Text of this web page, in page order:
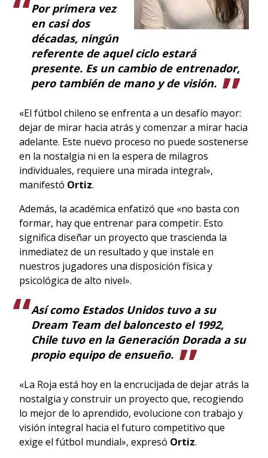
Por primera vez
en casi dos
décadas, ningún
referente de aquel ciclo estará
presente. Es un cambio de entrenador,
pero también de mano y de visión.
«El fútbol chileno se enfrenta a un desafío mayor:
dejar de mirar hacia atrás y comenzar a mirar hacia
adelante. Este nuevo proceso no puede sostenerse
en la nostalgia ni en la espera de milagros
individuales, requiere una mirada integral»,
manifestó Ortiz.
Además, la académica enfatizó que «no basta con
formar, hay que entrenar para competir. Esto
significa diseñar un proyecto que trascienda la
inmediatez de un resultado y que instale en
nuestros jugadores una disposición física y
psicológica de alto nivel».
Así como Estados Unidos tuvo a su
Dream Team del baloncesto el 1992,
Chile tuvo en la Generación Dorada a su
propio equipo de ensueño.
«La Roja está hoy en la encrucijada de dejar atrás la
nostalgia y construir un proyecto que, recogiendo
lo mejor de lo aprendido, evolucione con trabajo y
visión integral hacia el futuro competitivo que
exige el fútbol mundial», expresó Ortiz.